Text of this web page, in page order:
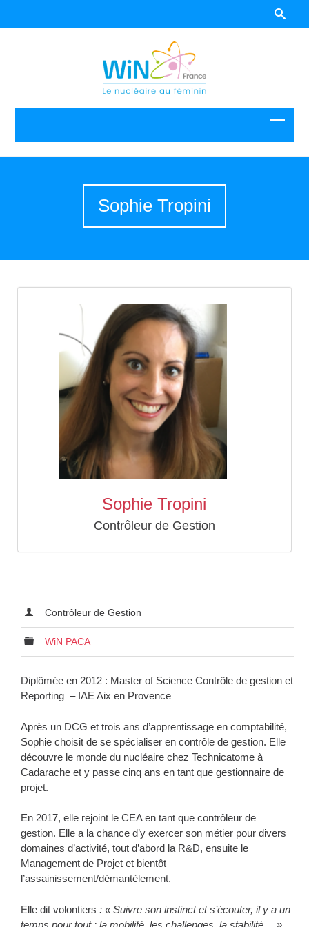
Sophie Tropini
Sophie Tropini
Contrôleur de Gestion
Contrôleur de Gestion
WiN PACA
Diplômée en 2012 : Master of Science Contrôle de gestion et
Reporting – IAE Aix en Provence
Après un DCG et trois ans d’apprentissage en comptabilité,
Sophie choisit de se spécialiser en contrôle de gestion. Elle
découvre le monde du nucléaire chez Technicatome à
Cadarache et y passe cinq ans en tant que gestionnaire de
projet.
En 2017, elle rejoint le CEA en tant que contrôleur de
gestion. Elle a la chance d’y exercer son métier pour divers
domaines d’activité, tout d’abord la R&D, ensuite le
Management de Projet et bientôt
l’assainissement/démantèlement.
Elle dit volontiers:« Suivre son instinct et s’écouter, il y a un
temps pour tout : la mobilité, les challenges, la stabilité … »